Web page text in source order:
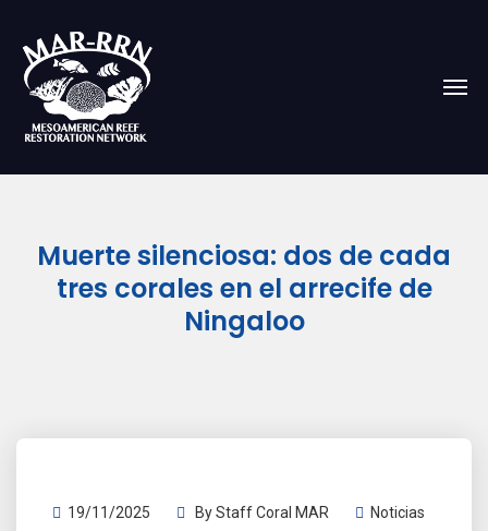
Muerte silenciosa: dos de cada
tres corales en el arrecife de
Ningaloo
19/11/2025 ByStaff Coral MAR Noticias